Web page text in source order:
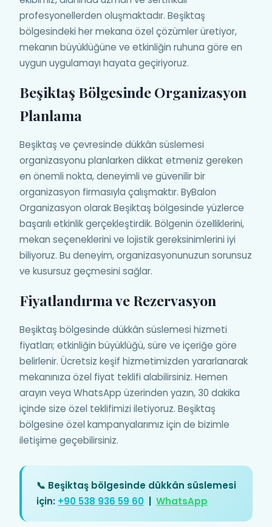
profesyonellerden oluşmaktadır. Beşiktaş
bölgesindeki her mekana özel çözümler üretiyor,
mekanın büyüklüğüne ve etkinliğin ruhuna göre en
uygun uygulamayı hayata geçiriyoruz.
Beşiktaş Bölgesinde Organizasyon
Planlama
Beşiktaş ve çevresinde dükkân süslemesi
organizasyonu planlarken dikkat etmeniz gereken
en önemli nokta, deneyimli ve güvenilir bir
organizasyon firmasıyla çalışmaktır. ByBalon
Organizasyon olarak Beşiktaş bölgesinde yüzlerce
başarılı etkinlik gerçekleştirdik. Bölgenin özelliklerini,
mekan seçeneklerini ve lojistik gereksinimlerini iyi
biliyoruz. Bu deneyim, organizasyonunuzun sorunsuz
ve kusursuz geçmesini sağlar.
Fiyatlandırma ve Rezervasyon
Beşiktaş bölgesinde dükkân süslemesi hizmeti
fiyatları; etkinliğin büyüklüğü, süre ve içeriğe göre
belirlenir. Ücretsiz keşif hizmetimizden yararlanarak
mekanınıza özel fiyat teklifi alabilirsiniz. Hemen
arayın veya WhatsApp üzerinden yazın, 30 dakika
içinde size özel teklifimizi iletiyoruz. Beşiktaş
bölgesine özel kampanyalarımız için de bizimle
iletişime geçebilirsiniz.
📞 Beşiktaş bölgesinde dükkân süslemesi
için: +90 538 936 59 60 | WhatsApp